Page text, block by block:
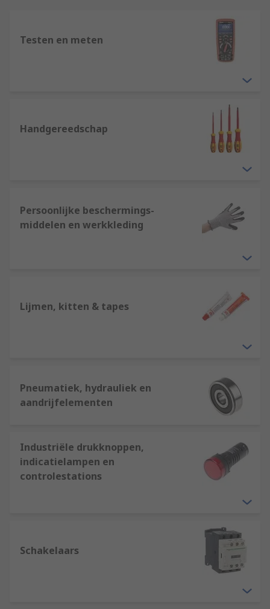
Testen en meten
Handgereedschap
Persoonlijke beschermings-
middelen en werkkleding
Lijmen, kitten & tapes
Pneumatiek, hydrauliek en
aandrijfelementen
Industriële drukknoppen,
indicatielampen en
controlestations
Schakelaars